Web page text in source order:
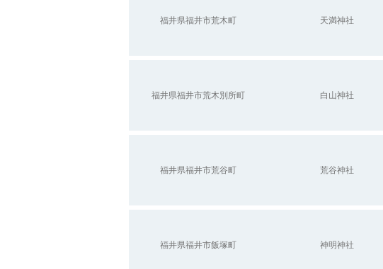
福井県福井市荒木町 天満神社
福井県福井市荒木別所町 白山神社
福井県福井市荒谷町 荒谷神社
福井県福井市飯塚町 神明神社